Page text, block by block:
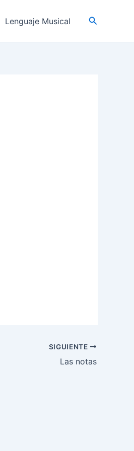
Lenguaje Musical Buscar
SIGUIENTE
Las notas